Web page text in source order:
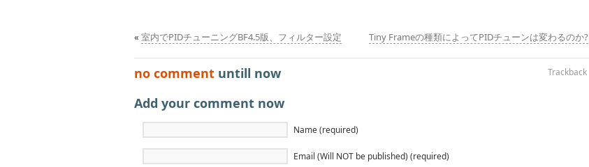
« 室内でPIDチューニングBF4.5版、フィルター設定 Tiny Frameの種類によってPIDチューンは変わるのか?
Trackback
no comment untill now
Add your comment now
Name (required)
Email (Will NOT be published) (required)